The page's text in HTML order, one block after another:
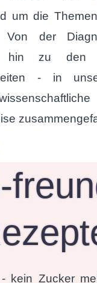
um die
Von der
hin zu den
- in
kein Zucker